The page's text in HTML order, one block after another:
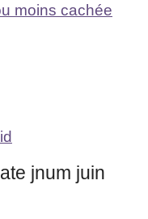
moins cachée
jnum juin